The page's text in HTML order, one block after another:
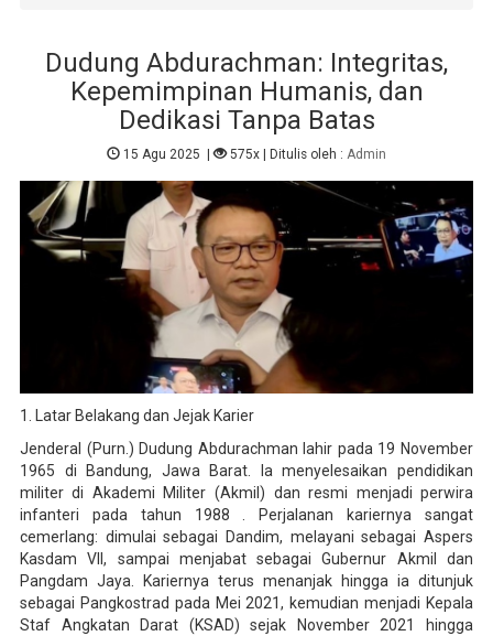
Dudung Abdurachman: Integritas,
Kepemimpinan Humanis, dan
Dedikasi Tanpa Batas
15 Agu 2025 | 575x| Ditulis oleh : Admin
1. Latar Belakang dan Jejak Karier
Jenderal (Purn.) Dudung Abdurachman lahir pada 19 November
1965 di Bandung, Jawa Barat. Ia menyelesaikan pendidikan
militer di Akademi Militer (Akmil) dan resmi menjadi perwira
infanteri pada tahun 1988 . Perjalanan kariernya sangat
cemerlang: dimulai sebagai Dandim, melayani sebagai Aspers
Kasdam VII, sampai menjabat sebagai Gubernur Akmil dan
Pangdam Jaya. Kariernya terus menanjak hingga ia ditunjuk
sebagai Pangkostrad pada Mei 2021, kemudian menjadi Kepala
Staf Angkatan Darat (KSAD) sejak November 2021 hingga